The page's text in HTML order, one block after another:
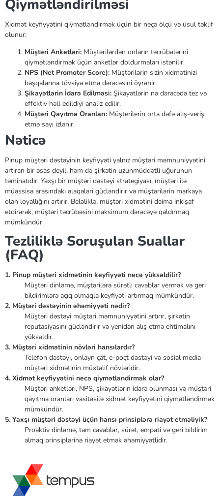
Qiymətləndirilməsi
Xidmət keyfiyyətini qiymətləndirmək üçün bir neçə ölçü və üsul təklif
olunur:
Müştəri Anketləri: Müştərilərdən onların təcrübələrini
qiymətləndirmək üçün anketlər doldurmaları istənilir.
NPS (Net Promoter Score): Müştərilərin sizin xidmətinizi
başqalarına tövsiyə etmə dərəcəsini öyrənir.
Şikayətlərin İdarə Edilməsi: Şikayətlərin nə dərəcədə tez və
effektiv həll edildiyi analiz edilir.
Müştəri Qayıtma Oranları: Müşterilerin orta dəfə alış-veriş
etmə sayı izlənir.
Nəticə
Pinup müştəri dəstəyinin keyfiyyəti yalnız müştəri məmnuniyyətini
artıran bir əsas deyil, həm də şirkətin uzunmüddətli uğurunun
təminatıdır. Yaxşı bir müştəri dəstəyi strategiyası, müştəri ilə
müəssisə arasındakı əlaqələri gücləndirir və müştərilərin markaya
olan loyallığını artırır. Beləliklə, müştəri xidmətini daima inkişaf
etdirərək, müştəri təcrübəsini maksimum dərəcəyə qaldırmaq
mümkündür.
Tezliliklə Soruşulan Suallar
(FAQ)
1. Pinup müştəri xidmətinin keyfiyyəti necə yüksəldilir?
Müştəri dinləmə, müştərilərə sürətli cavablar vermək və geri
bildirimlərə açıq olmaqla keyfiyəti artırmaq mümkündür.
2. Müştəri dəstəyinin əhəmiyyəti nədir?
Müştəri dəstəyi müştəri məmnuniyyətini artırır, şirkətin
reputasiyasını gücləndirir və yenidən alış etmə ehtimalını
yüksəldir.
3. Müştəri xidmətinin növləri hansılardır?
Telefon dəstəyi, onlayn çat, e-poçt dəstəyi və sosial media
müştəri xidmətinin müxtəlif növləridir.
4. Xidmət keyfiyyətini necə qiymətləndirmək olar?
Müştəri anketləri, NPS, şikayətlərin idarə olunması və müştəri
qayıtma oranları vasitəsilə xidmət keyfiyyətini qiymətləndirmək
mümkündür.
5. Yaxşı müştəri dəstəyi üçün hansı prinsiplərə riayət etməliyik?
Proaktiv dinləmə, tam cavablar, sürət, empati və geri bildirim
almaq prinsiplərinə riayət etmək əhəmiyyətlidir.